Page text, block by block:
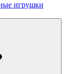
игрушки